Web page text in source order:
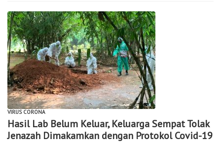
VIRUS CORONA
Hasil Lab Belum Keluar, Keluarga Sempat Tolak
Jenazah Dimakamkan dengan Protokol Covid-19